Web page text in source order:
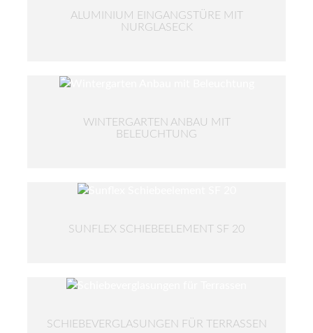
ALUMINIUM EINGANGSTÜRE MIT
NURGLASECK
WINTERGARTEN ANBAU MIT
BELEUCHTUNG
SUNFLEX SCHIEBEELEMENT SF 20
SCHIEBEVERGLASUNGEN FÜR TERRASSEN